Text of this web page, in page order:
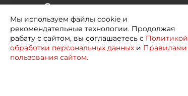
Соцсети
Мы используем файлы cookie и
рекомендательные технологии. Продолжая
рабату с сайтом, вы соглашаетесь с Политикой
обработки персональных данных и Правилами
пользования сайтом.